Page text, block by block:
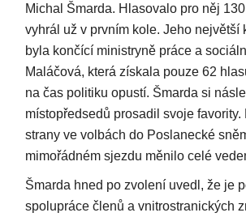
Michal Šmarda. Hlasovalo pro něj
vyhrál už v prvním kole. Jeho největší
byla končící ministryně práce a
Maláčová, která získala pouze 62
na čas politiku opustí. Šmarda si
místopředsedů prosadil svoje favority.
strany ve volbách do Poslanecké
mimořádném sjezdu měnilo celé
Šmarda hned po zvolení uvedl, že je
spolupráce členů a vnitrostranických